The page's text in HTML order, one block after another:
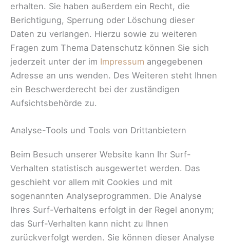
erhalten. Sie haben außerdem ein Recht, die
Berichtigung, Sperrung oder Löschung dieser
Daten zu verlangen. Hierzu sowie zu weiteren
Fragen zum Thema Datenschutz können Sie sich
jederzeit unter der im Impressum angegebenen
Adresse an uns wenden. Des Weiteren steht Ihnen
ein Beschwerderecht bei der zuständigen
Aufsichtsbehörde zu.
Analyse-Tools und Tools von Drittanbietern
Beim Besuch unserer Website kann Ihr Surf-
Verhalten statistisch ausgewertet werden. Das
geschieht vor allem mit Cookies und mit
sogenannten Analyseprogrammen. Die Analyse
Ihres Surf-Verhaltens erfolgt in der Regel anonym;
das Surf-Verhalten kann nicht zu Ihnen
zurückverfolgt werden. Sie können dieser Analyse